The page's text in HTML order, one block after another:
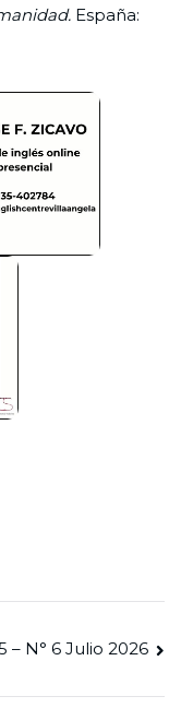
España:
– N° 6 Julio 2026